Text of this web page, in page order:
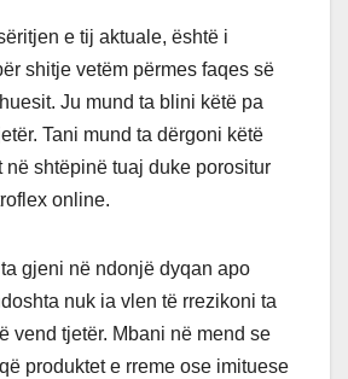
e tij aktuale, është i
shitje vetëm përmes faqes së
Ju mund ta blini këtë pa
Tani mund ta dërgoni këtë
në shtëpinë tuaj duke porositur
online.
gjeni në ndonjë dyqan apo
nuk ia vlen të rrezikoni ta
vend tjetër. Mbani në mend se
produktet e rreme ose imituese